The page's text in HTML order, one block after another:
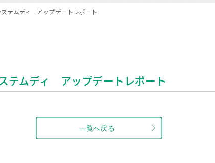
テムディ アップデートレポート
テムディ アップデートレポート